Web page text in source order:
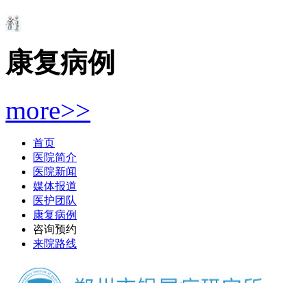
康复病例
more>>
首页
医院简介
医院新闻
媒体报道
医护团队
康复病例
咨询预约
来院路线